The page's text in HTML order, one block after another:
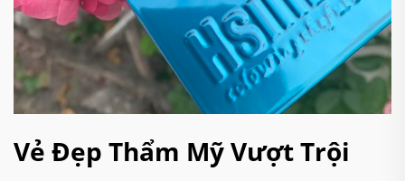
Vẻ Đẹp Thẩm Mỹ Vượt Trội